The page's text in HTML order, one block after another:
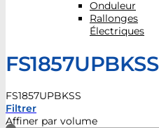
Onduleur
Rallonges
Électriques
FS1857UPBKSS
FS1857UPBKSS
Filtrer
Affiner par volume